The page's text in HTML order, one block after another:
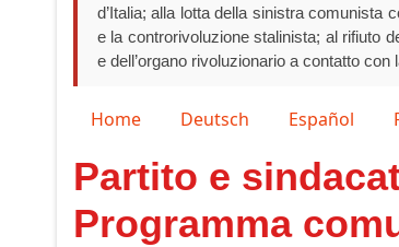
d’Italia; alla lotta della sinistra comunista
e la controrivoluzione stalinista; al rifiuto
e dell’organo rivoluzionario a contatto
Seleziona la tua lingua
Home Deutsch Español
Partito e
Programma